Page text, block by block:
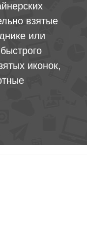
взятые
или
иконок,